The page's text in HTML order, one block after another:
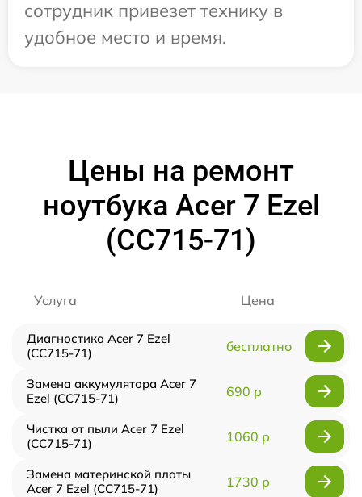
сотрудник привезет технику в
удобное место и время.
Цены на ремонт
ноутбука Acer 7 Ezel
(CC715-71)
Услуга Цена
Диагностика Acer 7 Ezel
(CC715-71)
бесплатно
Замена аккумулятора Acer 7
Ezel (CC715-71)
690 р
Чистка от пыли Acer 7 Ezel
(CC715-71)
1060 р
Замена материнской платы
Acer 7 Ezel (CC715-71)
1730 р